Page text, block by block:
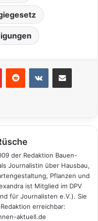
der Redaktion Bauen-
Journalistin über Hausbau,
Pflanzen und
ist Mitglied im DPV
für Journalisten e.V.). Sie
erreichbar:
aktuell.de